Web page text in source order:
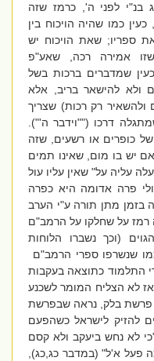
לפני ה', כרמז שזה
כמו שהיה הויכוח בין
שאת הויכוח יש
אמירה רכה, שאע"פ
שמדברים ברכות בשל
ולא להישאר בריב, אלא
רק רכות) שצריך
דרכו (""וידבר ה'").
כופרים או רשעים, שזה
בו מום, שאינו תמים
עליה על " שאין עליו עול
פרה אדומה היא כפרה
מתן תורה ע"י הערב
על שחלקו על הרמב"ם
(וכך נשברו הלוחות
שנשרפו ספרי הרמב"ם
התלמוד כתוצאה בעקבות
לא הצליח המומר לשכנע
פרשת בלק, נראה שבפרשת
לישראל כשהפעם
לא נחש ביעקב ולא קסם
פעל א'ל"(במדבר כג,כג),